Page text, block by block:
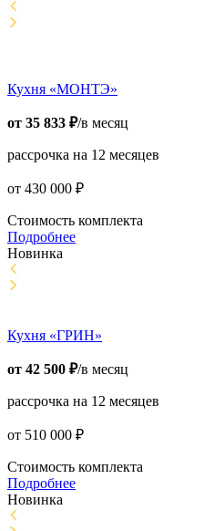
Кухня «МОНТЭ»
от 35 833 ₽/в месяц
рассрочка на 12 месяцев
от 430 000 ₽
Стоимость комплекта
Подробнее
Новинка
Кухня «ГРИН»
от 42 500 ₽/в месяц
рассрочка на 12 месяцев
от 510 000 ₽
Стоимость комплекта
Подробнее
Новинка